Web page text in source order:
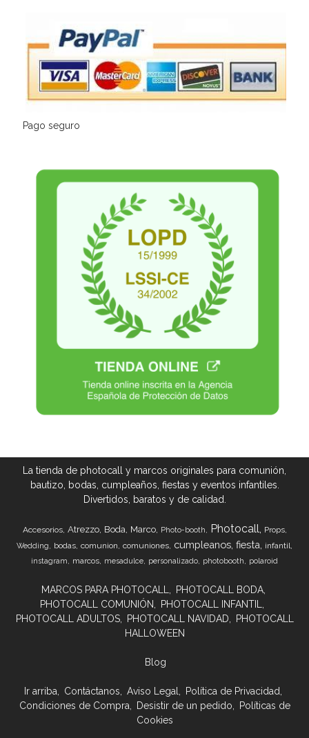
Pago seguro
La tienda de photocall y marcos originales para comunión,
bautizo, bodas, cumpleaños, fiestas y eventos infantiles.
Divertidos, baratos y de calidad.
Accesorios Atrezzo Boda Marco Photo-booth Photocall Props
Wedding bodas comunion comuniones cumpleanos fiesta infantil
instagram marcos mesadulce personalizado photobooth polaroid
MARCOS PARA PHOTOCALL
PHOTOCALL BODA
PHOTOCALL COMUNIÓN
PHOTOCALL INFANTIL
PHOTOCALL ADULTOS
PHOTOCALL NAVIDAD
PHOTOCALL
HALLOWEEN
Blog
Ir arriba Contáctanos Aviso Legal
Política de Privacidad
Condiciones de Compra
Desistir de un pedido
Políticas de
Cookies